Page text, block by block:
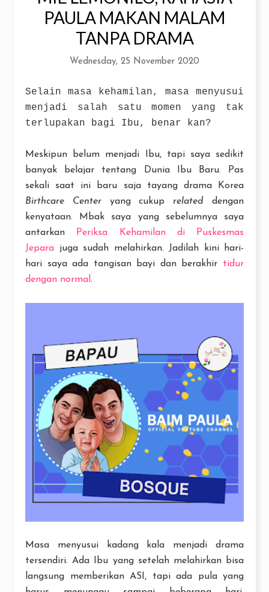
PAULA MAKAN MALAM
TANPA DRAMA
Wednesday, 25 November 2020
Selain masa kehamilan, masa menyusui
menjadi salah satu momen yang tak
terlupakan bagi Ibu, benar kan?
Meskipun belum menjadi Ibu, tapi saya sedikit
banyak belajar tentang Dunia Ibu Baru. Pas
sekali saat ini baru saja tayang drama Korea
Birthcare Centeryang cukup related dengan
kenyataan. Mbak saya yang sebelumnya saya
antarkan
Periksa Kehamilan di Puskesmas
Jepara juga sudah melahirkan. Jadilah kini hari-
hari saya ada tangisan bayi dan berakhir tidur
dengan normal .
Masa menyusui kadang kala menjadi drama
tersendiri. Ada Ibu yang setelah melahirkan bisa
langsung memberikan ASI, tapi ada pula yang